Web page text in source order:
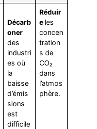
Décarb
oner
des
industri
es où
la
baisse
d’émis
sions
est
difficile
Réduir
e les
concen
tration
s de
CO₂
dans
l’atmos
phère.